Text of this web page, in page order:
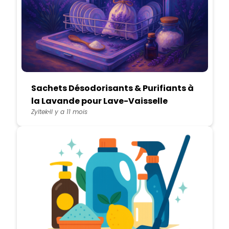
Sachets Désodorisants & Purifiants à
la Lavande pour Lave-Vaisselle
ZyltekIl y a 11 mois